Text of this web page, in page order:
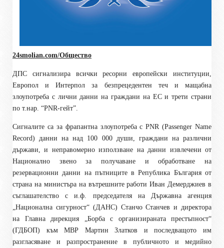
24smolian.com/Общество
ДПС сигнализира всички ресорни европейски институции,
Европол и Интерпол за безпрецедентен теч и мащабна
злоупотреба с лични данни на граждани на ЕС и трети страни
по т.нар. “PNR-гейт”.
Сигналите са за фрапантна злоупотреба с PNR (Passenger Name
Record) данни на над 100 000 души, граждани на различни
държави, и неправомерно използване на данни извлечени от
Национално звено за получаване и обработване на
резервационни данни на пътниците в Република България от
страна на министъра на вътрешните работи Иван Демерджиев в
съглашателство с и.ф. председателя на Държавна агенция
„Национална сигурност“ (ДАНС) Станчо Станчев и директорa
на Главна дирекция „Борба с организираната престъпност“
(ГДБОП) към МВР Мартин Златков и последващото им
разгласяване и разпространение в публичното и медийно